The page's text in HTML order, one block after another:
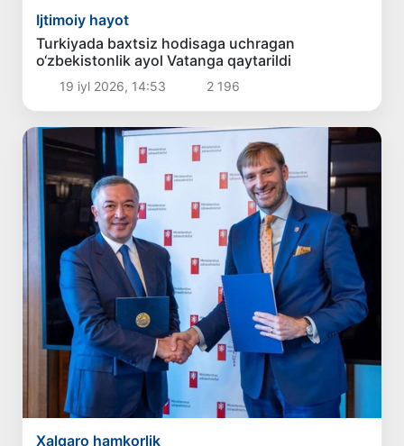
Ijtimoiy hayot
Turkiyada baxtsiz hodisaga uchragan
o‘zbekistonlik ayol Vatanga qaytarildi
19 iyl 2026, 14:53 2 196
Xalqaro hamkorlik